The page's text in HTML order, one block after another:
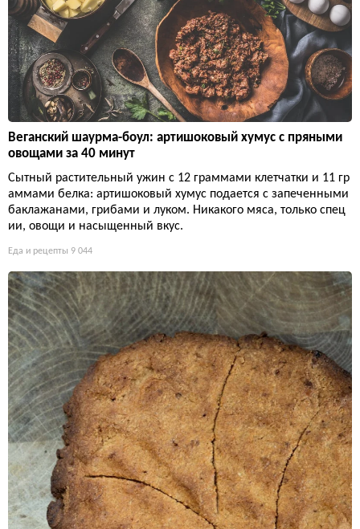
Веганский шаурма-боул: артишоковый хумус с пряными
овощами за 40 минут
Сытный растительный ужин с 12 граммами клетчатки и 11 гр
аммами белка: артишоковый хумус подается с запеченными
баклажанами, грибами и луком. Никакого мяса, только спец
ии, овощи и насыщенный вкус.
Еда и рецепты 9 044